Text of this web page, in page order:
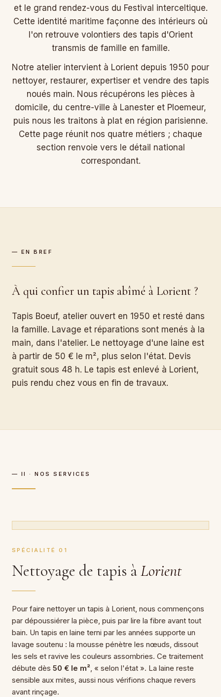
et le grand rendez-vous du Festival interceltique.
Cette identité maritime façonne des intérieurs où
l'on retrouve volontiers des tapis d'Orient
transmis de famille en famille.
Notre atelier intervient à Lorient depuis 1950 pour
nettoyer, restaurer, expertiser et vendre des tapis
noués main. Nous récupérons les pièces à
domicile, du centre-ville à Lanester et Ploemeur,
puis nous les traitons à plat en région parisienne.
Cette page réunit nos quatre métiers ; chaque
section renvoie vers le détail national
correspondant.
— EN BREF
À qui confier un tapis abîmé à Lorient ?
Tapis Boeuf, atelier ouvert en 1950 et resté dans
la famille. Lavage et réparations sont menés à la
main, dans l'atelier. Le nettoyage d'une laine est
à partir de 50 € le m², plus selon l'état. Devis
gratuit sous 48 h. Le tapis est enlevé à Lorient,
puis rendu chez vous en fin de travaux.
— II · NOS SERVICES
SPÉCIALITÉ 01
Nettoyage de tapis àLorient
Pour faire nettoyer un tapis à Lorient, nous commençons
par dépoussiérer la pièce, puis par lire la fibre avant tout
bain. Un tapis en laine terni par les années supporte un
lavage soutenu : la mousse pénètre les nœuds, dissout
les sels et ravive les couleurs assombries. Ce traitement
débute dès 50 € le m² , « selon l'état ». La laine reste
sensible aux mites, aussi nous vérifions chaque revers
avant rinçage.